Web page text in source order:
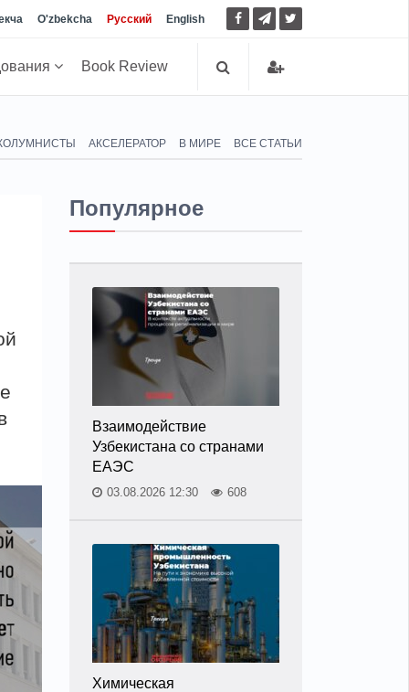
O'zbekcha Русский English
Book Review
АКСЕЛЕРАТОР В МИРЕ ВСЕ СТАТЬИ
Популярное
Взаимодействие
Узбекистана со странами
ЕАЭС
03.08.2026 12:30 608
Химическая